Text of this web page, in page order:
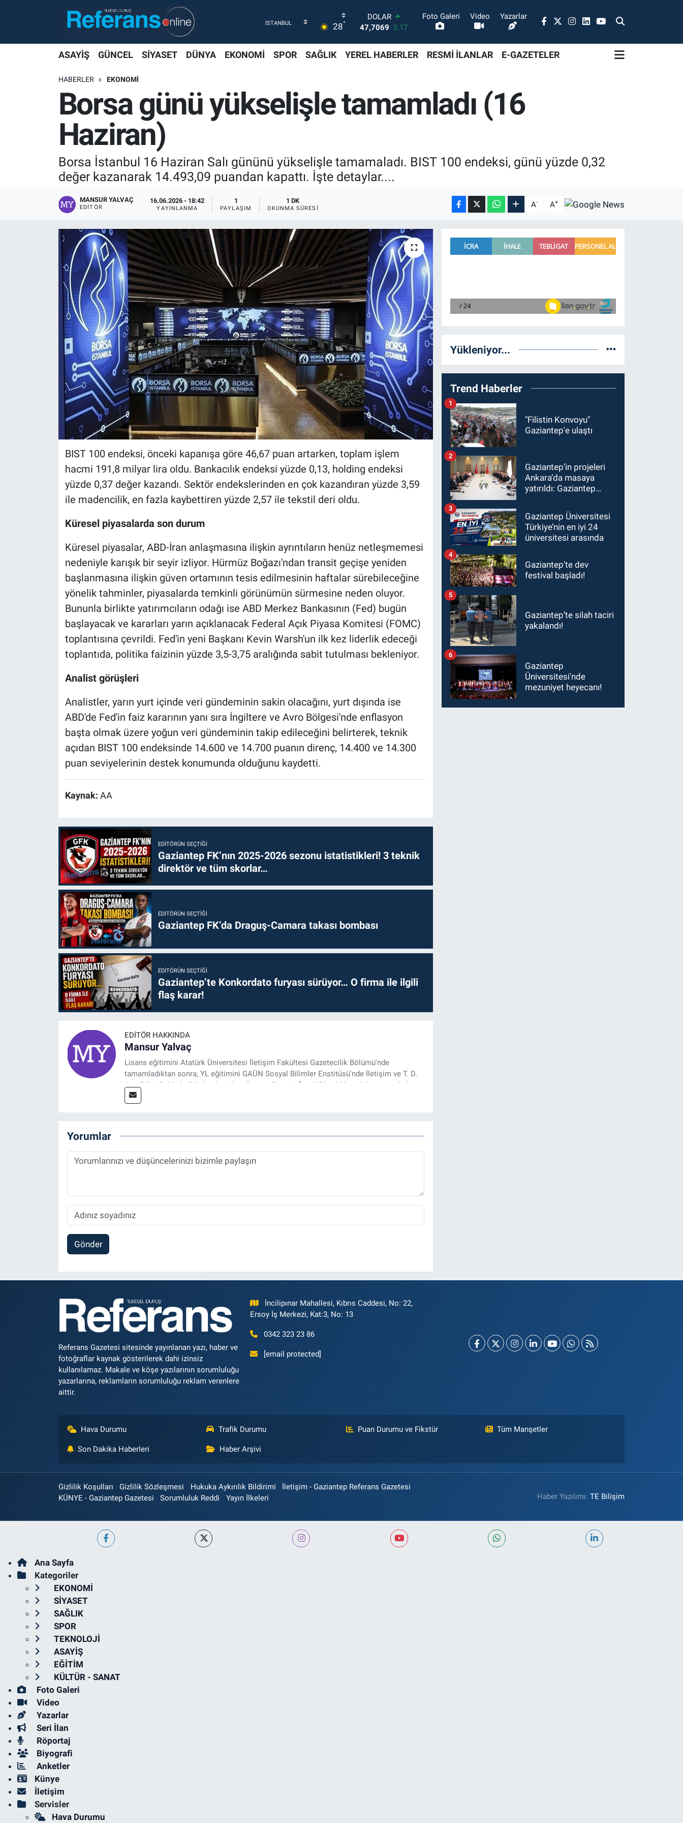
28°
DOLAR
47,7069 0.17
STERLİN
BİST100
13.887 64
Foto Galeri Video Yazarlar
ASAYİŞ GÜNCEL SİYASET DÜNYA EKONOMİ SPOR SAĞLIK YEREL HABERLER RESMİ İLANLAR E-GAZETELER
HABERLER EKONOMİ
Borsa günü yükselişle tamamladı (16
Haziran)
Borsa İstanbul 16 Haziran Salı gününü yükselişle tamamaladı. BIST 100 endeksi, günü yüzde 0,32
değer kazanarak 14.493,09 puandan kapattı. İşte detaylar....
MANSUR YALVAÇ
EDITÖR
16.06.2026 - 18:42
YAYINLANMA
1
PAYLAŞIM
1 DK
OKUNMA SÜRESI A- A+
BIST 100 endeksi, önceki kapanışa göre 46,67 puan artarken, toplam işlem
hacmi 191,8 milyar lira oldu. Bankacılık endeksi yüzde 0,13, holding endeksi
yüzde 0,37 değer kazandı. Sektör endekslerinden en çok kazandıran yüzde 3,59
ile madencilik, en fazla kaybettiren yüzde 2,57 ile tekstil deri oldu.
Küresel piyasalarda son durum
Küresel piyasalar, ABD-İran anlaşmasına ilişkin ayrıntıların henüz netleşmemesi
nedeniyle karışık bir seyir izliyor. Hürmüz Boğazı'ndan transit geçişe yeniden
başlanmasına ilişkin güven ortamının tesis edilmesinin haftalar sürebileceğine
yönelik tahminler, piyasalarda temkinli görünümün sürmesine neden oluyor.
Bununla birlikte yatırımcıların odağı ise ABD Merkez Bankasının (Fed) bugün
başlayacak ve kararları yarın açıklanacak Federal Açık Piyasa Komitesi (FOMC)
toplantısına çevrildi. Fed'in yeni Başkanı Kevin Warsh'un ilk kez liderlik edeceği
toplantıda, politika faizinin yüzde 3,5-3,75 aralığında sabit tutulması bekleniyor.
Analist görüşleri
Analistler, yarın yurt içinde veri gündeminin sakin olacağını, yurt dışında ise
ABD'de Fed'in faiz kararının yanı sıra İngiltere ve Avro Bölgesi'nde enflasyon
başta olmak üzere yoğun veri gündeminin takip edileceğini belirterek, teknik
açıdan BIST 100 endeksinde 14.600 ve 14.700 puanın direnç, 14.400 ve 14.300
puan seviyelerinin destek konumunda olduğunu kaydetti.
Kaynak: AA
EDITÖRÜN SEÇTIĞI
Gaziantep FK’nın 2025-2026 sezonu istatistikleri! 3 teknik
direktör ve tüm skorlar…
EDITÖRÜN SEÇTIĞI
Gaziantep FK’da Draguş-Camara takası bombası
EDITÖRÜN SEÇTIĞI
Gaziantep’te Konkordato furyası sürüyor… O firma ile ilgili
flaş karar!
EDITÖR HAKKINDA
Mansur Yalvaç
Lisans eğitimini Atatürk Üniversitesi İletişim Fakültesi Gazetecilik Bölümü'nde
tamamladıktan sonra, YL eğitimini GAÜN Sosyal Bilimler Enstitüsü'nde İletişim ve T. D.
Ana Bilim Dalı'nda “Medyada Anlam İnşası: Bitcoin Örneği” başlıklı teziyle tamamladı.
2014 yılında başladığı profesyonel kariyerini halen Referansgazetesi.com.tr'de Güncel,
Yorumlar
Gönder
Yükleniyor...
Trend Haberler
"Filistin Konvoyu"
Gaziantep'e ulaştı
1
Gaziantep’in projeleri
Ankara’da masaya
yatırıldı: Gaziantep
Şimşek’e ziyaret!
2
Gaziantep Üniversitesi
Türkiye’nin en iyi 24
üniversitesi arasında
3
Gaziantep'te dev
festival başladı!
4
Gaziantep’te silah taciri
yakalandı!
5
Gaziantep
Üniversitesi'nde
mezuniyet heyecanı!
6
Referans Gazetesi sitesinde yayınlanan yazı, haber ve
fotoğraflar kaynak gösterilerek dahi izinsiz
kullanılamaz. Makale ve köşe yazılarının sorumluluğu
yazarlarına, reklamların sorumluluğu reklam verenlere
aittir.
İncilipınar Mahallesi, Kıbrıs Caddesi, No: 22,
Ersoy İş Merkezi, Kat:3, No: 13
0342 323 23 86
[email protected]
Hava Durumu Trafik Durumu Puan Durumu ve Fikstür Tüm Manşetler
Son Dakika Haberleri Haber Arşivi
Gizlilik Koşulları Gizlilik Sözleşmesi Hukuka Aykırılık Bildirimi
İletişim - Gaziantep Referans Gazetesi
KÜNYE - Gaziantep Gazetesi
Sorumluluk Reddi Yayın İlkeleri Haber Yazılımı:TE Bilişim
Ana Sayfa
Kategoriler
EKONOMİ
SİYASET
SAĞLIK
SPOR
TEKNOLOJİ
ASAYİŞ
EĞİTİM
KÜLTÜR - SANAT
Foto Galeri
Video
Yazarlar
Seri İlan
Röportaj
Biyografi
Anketler
Künye
İletişim
Servisler
Hava Durumu